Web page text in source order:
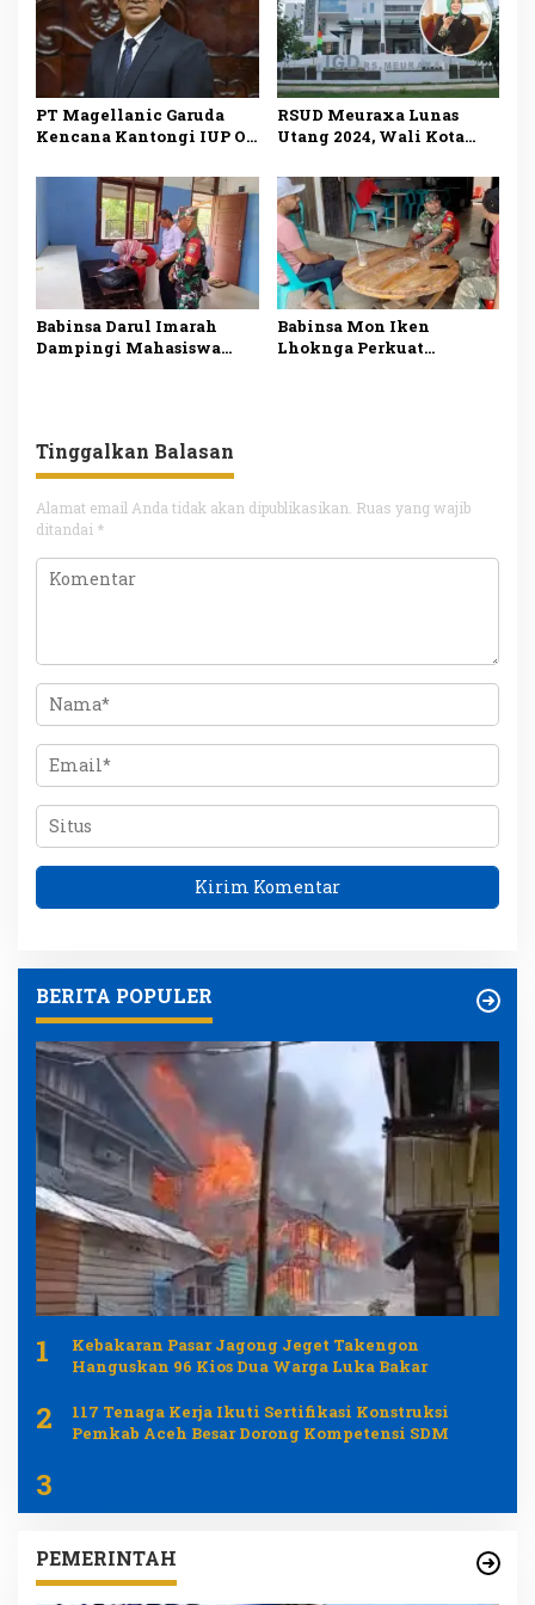
PT Magellanic Garuda
Kencana Kantongi IUP OP
Aceh Pastikan Proses
RSUD Meuraxa Lunas
Utang 2024, Wali Kota
Manajemen Rumah Sakit
Babinsa Darul Imarah
Dampingi Mahasiswa
Babinsa Mon Iken
Lhoknga Perkuat
Tinggalkan Balasan
Alamat email Anda tidak akan dipublikasikan. Ruas yang wajib
ditandai *
BERITA POPULER
1
Kebakaran Pasar Jagong Jeget Takengon
Hanguskan 96 Kios Dua Warga Luka Bakar
2
117 Tenaga Kerja Ikuti Sertifikasi Konstruksi
Pemkab Aceh Besar Dorong Kompetensi SDM
3
PEMERINTAH